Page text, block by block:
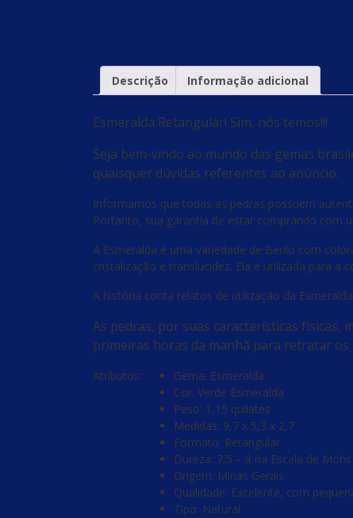
Descrição
Informação adicional
Esmeralda Retangular! Sim, nós temos!!!
Seja bem-vindo ao mundo das gemas
quaisquer dúvidas referentes ao anúncio.
Informamos que todas as pedras possuem
Portanto, sua garantia de estar comprando com
A Esmeralda é uma variedade de Berilo com
cristalização e translucidez. Ela é utilizada para
A história conta relatos de utilização da
As pedras, por suas características físicas,
primeiras horas da manhã para retratar
Atributos:
Gema: Esmeralda
Cor: Verde Esmeralda
Peso: 1,15 quilates
Medidas: 9,7 x 5,3 x 2,7
Formato: Retangular
Dureza: 7,5 – 8 na Escala de Mohs
Origem: Minas Gerais
Qualidade: Excelente, com
Tipo: Natural